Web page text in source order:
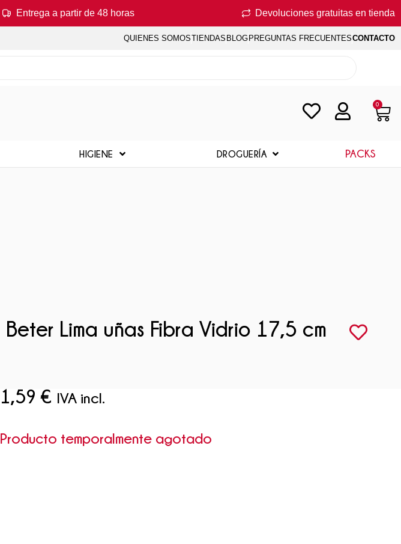
Entrega a partir de 48 horas Devoluciones gratuitas en tienda
QUIENES SOMOSTIENDAS BLOG PREGUNTAS FRECUENTESCONTACTO
0
HIGIENE DROGUERÍA PACKS
Beter Lima uñas Fibra Vidrio 17,5 cm
1,59€ IVA incl.
Producto temporalmente agotado